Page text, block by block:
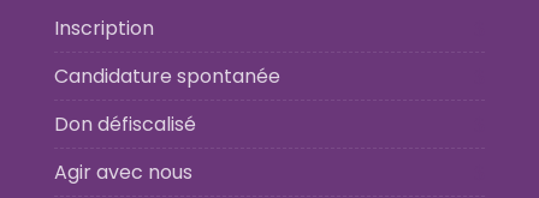
Inscription
Candidature spontanée
Don défiscalisé
Agir avec nous